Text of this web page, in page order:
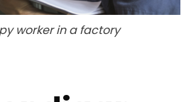
worker in a factory